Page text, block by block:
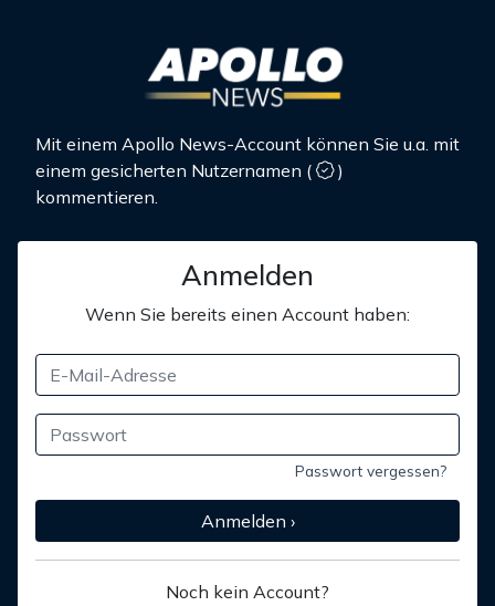
Mit einem Apollo News-Account können Sie u.a. mit
einem gesicherten Nutzernamen (
)
kommentieren.
Anmelden
Wenn Sie bereits einen Account haben:
Passwort vergessen?
Anmelden ›
Noch kein Account?